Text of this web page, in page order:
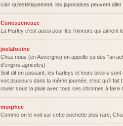
clair qu'estétiquement, les japonaises peuvent aller
Curieuzeneuze
La Harley c'est aussi pour les frimeurs qui aiment
joelafouine
Chez nous (en Auvergne) on appelle ça des
d'engins agricoles)
Soit dit en passant, les harleys et leurs bikers
voit plusieurs dans la même journée, c'est qu'il
rouler sous la pluie avec tous ces chromes à faire
morphee
Comme on le voit sur cette pochette plus rare,